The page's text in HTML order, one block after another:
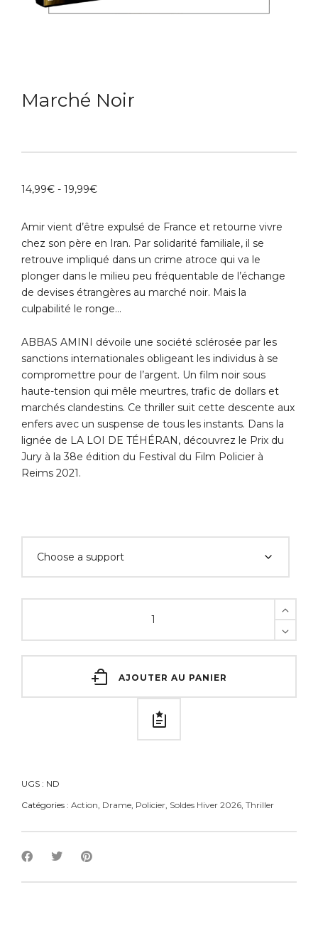
Marché Noir
14,99€ - 19,99€
Amir vient d’être expulsé de France et retourne vivre
chez son père en Iran. Par solidarité familiale, il se
retrouve impliqué dans un crime atroce qui va le
plonger dans le milieu peu fréquentable de l’échange
de devises étrangères au marché noir. Mais la
culpabilité le ronge…
ABBAS AMINI dévoile une société sclérosée par les
sanctions internationales obligeant les individus à se
compromettre pour de l’argent. Un film noir sous
haute-tension qui mêle meurtres, trafic de dollars et
marchés clandestins. Ce thriller suit cette descente aux
enfers avec un suspense de tous les instants. Dans la
lignée de LA LOI DE TÉHÉRAN, découvrez le Prix du
Jury à la 38e édition du Festival du Film Policier à
Reims 2021.
AJOUTER AU PANIER
UGS : ND
Catégories : Action Drame Policier Soldes Hiver 2026 Thriller